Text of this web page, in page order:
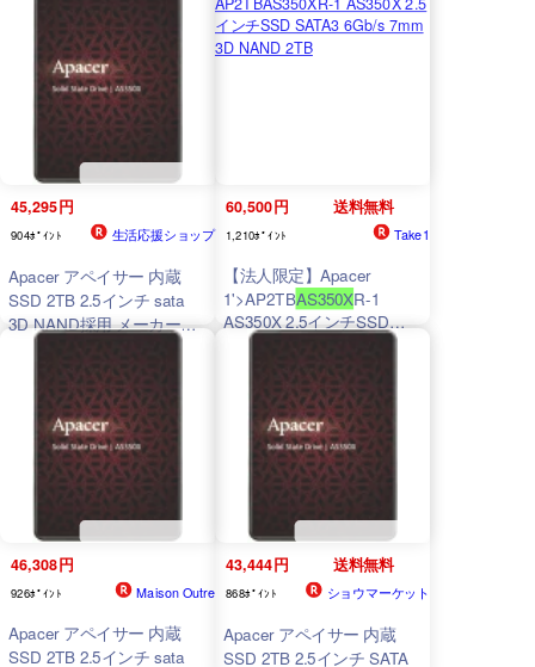
カー3年保証 SATA3 6.0Gb/
秒インターフェース対応 最
大560/540 MB/秒
45,295円
904ﾎﾟｲﾝﾄ 生活応援ショップ
Apacer アペイサー 内蔵
SSD 2TB 2.5インチ sata
3D NAND採用 メーカー保
証 3年 国内正規代理店品
AS350X
'>AP2TBAS350XR-1
60,500円 送料無料
1,210ﾎﾟｲﾝﾄ Take1
【法人限定】Apacer
1'>AP2TBAS350XR-1
AS350X 2.5インチSSD
SATA3 6Gb/s 7mm 3D
46,308円
926ﾎﾟｲﾝﾄ Maison Outre
Apacer アペイサー 内蔵
SSD 2TB 2.5インチ sata
43,444円 送料無料
868ﾎﾟｲﾝﾄ ショウマーケット
Apacer アペイサー 内蔵
SSD 2TB 2.5インチ SATA